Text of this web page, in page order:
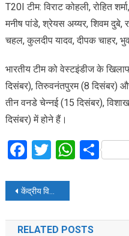
T20I टीम: विराट कोहली, रोहित
मनीष पांडे, श्रेयस अय्यर, शिवम दुबे,
चहल, कुलदीप यादव, दीपक चाहर,
भारतीय टीम को वेस्टइंडीज के
दिसंबर), तिरुवनंतपुरम (8 दिसंबर)
तीन वनडे चेन्नई (15 दिसंबर),
दिसंबर) में होने हैं।
Facebook
Twitter
Post
navigation
केंद्रीय विभागों में खाली पड़े सात लाख पद, शुरू कर दे तैयारियां
RELATED POSTS